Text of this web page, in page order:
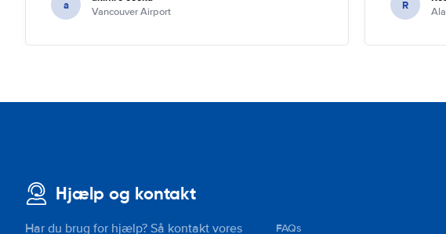
a Vancouver Airport R
Hjælp og kontakt
Har du brug for hjælp? Så kontakt vores FAQs